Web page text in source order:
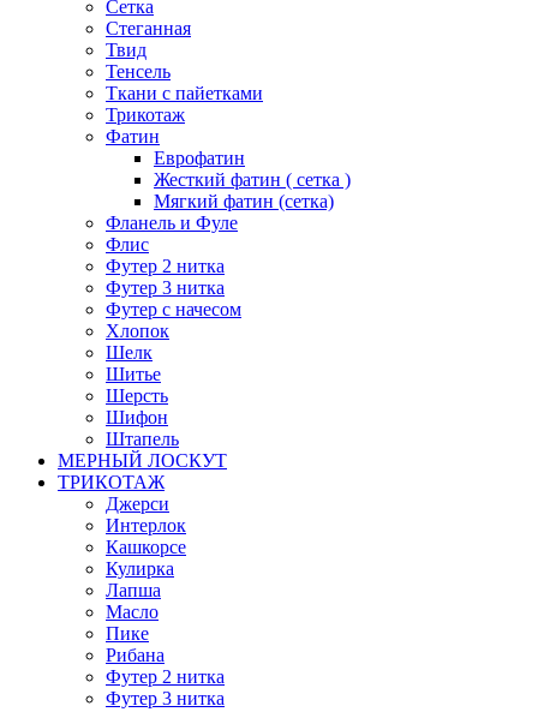
Сетка
Стеганная
Твид
Тенсель
Ткани с пайетками
Трикотаж
Фатин
Еврофатин
Жесткий фатин ( сетка )
Мягкий фатин (сетка)
Фланель и Фуле
Флис
Футер 2 нитка
Футер 3 нитка
Футер с начесом
Хлопок
Шелк
Шитье
Шерсть
Шифон
Штапель
МЕРНЫЙ ЛОСКУТ
ТРИКОТАЖ
Джерси
Интерлок
Кашкорсе
Кулирка
Лапша
Масло
Пике
Рибана
Футер 2 нитка
Футер 3 нитка